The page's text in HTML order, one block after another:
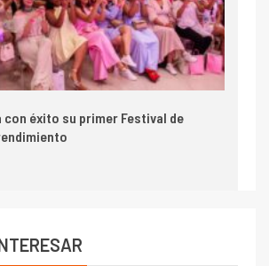
con éxito su primer Festival de